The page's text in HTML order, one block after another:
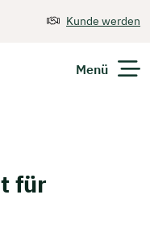
Kunde werden
Menü
für